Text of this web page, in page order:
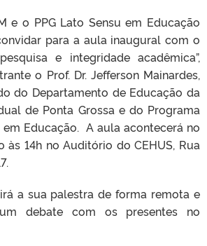
e o PPG Lato Sensu em Educação
para a aula inaugural com o
e integridade acadêmica”,
o Prof. Dr. Jefferson Mainardes,
do Departamento de Educação da
de Ponta Grossa e do Programa
em Educação. A aula acontecerá no
às 14h no Auditório do CEHUS, Rua
a sua palestra de forma remota e
debate com os presentes no